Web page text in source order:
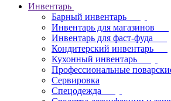
Инвентарь
Барный инвентарь
Инвентарь для магазинов
Инвентарь для фаст-фуда
Кондитерский инвентарь
Кухонный инвентарь
Профессиональные
Сервировка
Спецодежда